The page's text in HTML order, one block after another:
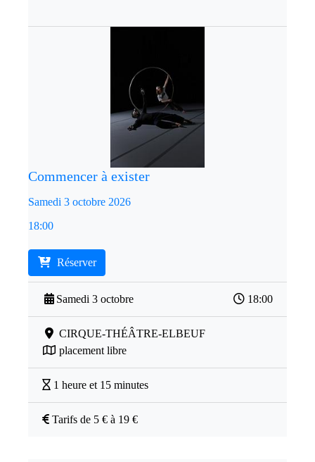
Commencer à exister
Samedi 3 octobre 2026
18:00
Réserver
Samedi 3 octobre 18:00
CIRQUE-THÉÂTRE-ELBEUF
placement libre
1 heure et 15 minutes
Tarifs de 5 € à 19 €